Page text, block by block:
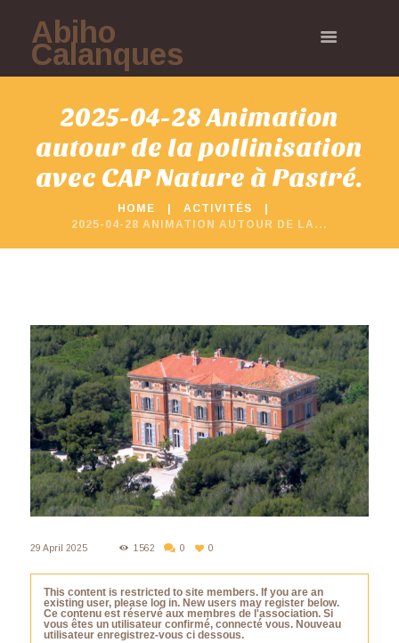
Abiho
Calanques
2025-04-28 Animation
autour de la pollinisation
avec CAP Nature à Pastré.
HOME
ACTIVITÉS
2025-04-28 ANIMATION AUTOUR DE LA...
29 April 2025 1562 0 0
This content is restricted to site members. If you are an
existing user, please log in. New users may register below.
Ce contenu est réservé aux membres de l'association. Si
vous êtes un utilisateur confirmé, connecté vous. Nouveau
utilisateur enregistrez-vous ci dessous.